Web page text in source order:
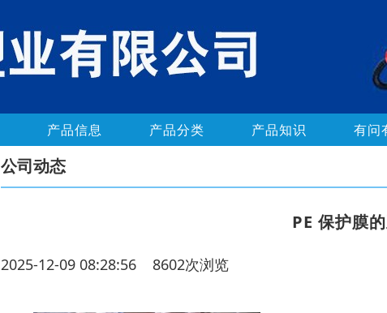
产品信息 产品分类 产品知识 有问
公司动态
PE 保护膜
2025-12-09 08:28:56 8602次浏览